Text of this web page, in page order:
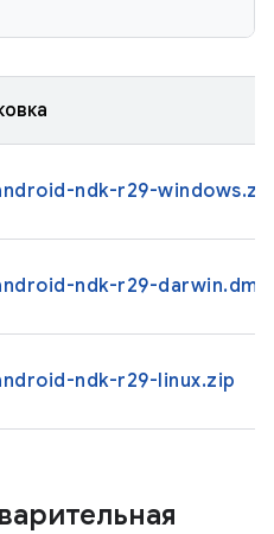
ndk-r29-
ndk-r29-darwin.dmg
ndk-r29-linux.zip